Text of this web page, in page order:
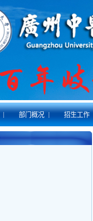
| 部门概况 | 招生工作